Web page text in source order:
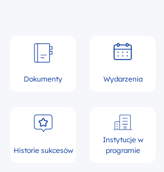
Dokumenty Wydarzenia
Historie sukcesów
Instytucje w
programie